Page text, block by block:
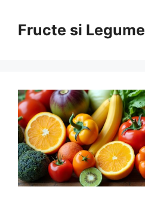
contentFructe si Legume